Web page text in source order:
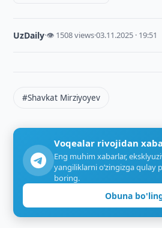
UzDaily·👁 1508 views·03.11.2025 · 19:51
#Shavkat Mirziyoyev
Voqealar rivojidan
Eng muhim xabarlar,
yangiliklarni o‘zingizga qulay
boring.
Obuna